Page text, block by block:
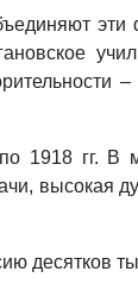
гг. В
высокая
десятков